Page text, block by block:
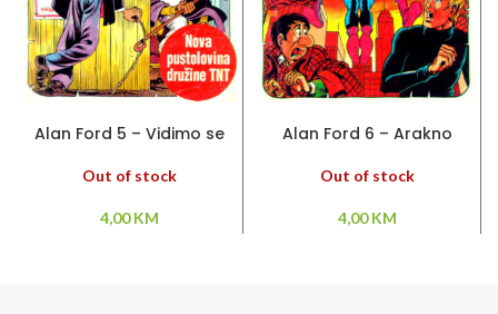
Alan Ford 5 – Vidimo se
Out of stock
4,00KM
Alan Ford 6 – Arakno
Out of stock
4,00KM